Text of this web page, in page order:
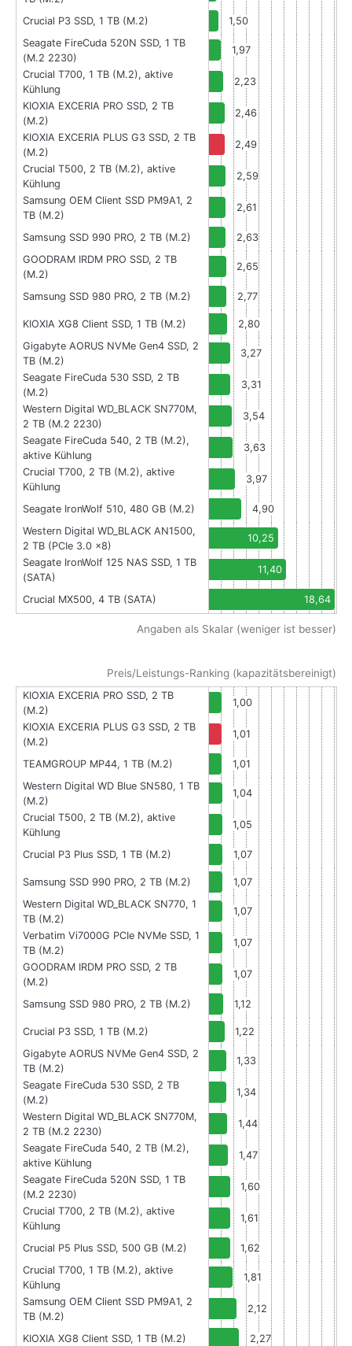
Crucial P3 SSD, 1 TB (M.2)
1,50
Seagate FireCuda 520N SSD, 1 TB
(M.2 2230)
1,97
Crucial T700, 1 TB (M.2), aktive
Kühlung
2,23
KIOXIA EXCERIA PRO SSD, 2 TB
(M.2)
2,46
KIOXIA EXCERIA PLUS G3 SSD, 2 TB
(M.2)
2,49
Crucial T500, 2 TB (M.2), aktive
Kühlung
2,59
Samsung OEM Client SSD PM9A1, 2
TB (M.2)
2,61
Samsung SSD 990 PRO, 2 TB (M.2)
2,63
GOODRAM IRDM PRO SSD, 2 TB
(M.2)
2,65
Samsung SSD 980 PRO, 2 TB (M.2) 2,77
KIOXIA XG8 Client SSD, 1 TB (M.2)
2,80
Gigabyte AORUS NVMe Gen4 SSD, 2
TB (M.2)
3,27
Seagate FireCuda 530 SSD, 2 TB
(M.2)
3,31
Western Digital WD_BLACK SN770M,
2 TB (M.2 2230)
3,54
Seagate FireCuda 540, 2 TB (M.2),
aktive Kühlung
3,63
Crucial T700, 2 TB (M.2), aktive
Kühlung
3,97
Seagate IronWolf 510, 480 GB (M.2)
4,90
Western Digital WD_BLACK AN1500,
2 TB (PCIe 3.0 x8)
10,25
Seagate IronWolf 125 NAS SSD, 1 TB
(SATA)
11,40
Crucial MX500, 4 TB (SATA) 18,64
Angaben als Skalar (weniger ist besser)
Preis/Leistungs-Ranking (kapazitätsbereinigt)
KIOXIA EXCERIA PRO SSD, 2 TB
(M.2)
1,00
KIOXIA EXCERIA PLUS G3 SSD, 2 TB
(M.2)
1,01
TEAMGROUP MP44, 1 TB (M.2)
1,01
Western Digital WD Blue SN580, 1 TB
(M.2)
1,04
Crucial T500, 2 TB (M.2), aktive
Kühlung
1,05
Crucial P3 Plus SSD, 1 TB (M.2) 1,07
Samsung SSD 990 PRO, 2 TB (M.2)
1,07
Western Digital WD_BLACK SN770, 1
TB (M.2)
1,07
Verbatim Vi7000G PCIe NVMe SSD, 1
TB (M.2)
1,07
GOODRAM IRDM PRO SSD, 2 TB
(M.2)
1,07
Samsung SSD 980 PRO, 2 TB (M.2) 1,12
Crucial P3 SSD, 1 TB (M.2)
1,22
Gigabyte AORUS NVMe Gen4 SSD, 2
TB (M.2)
1,33
Seagate FireCuda 530 SSD, 2 TB
(M.2)
1,34
Western Digital WD_BLACK SN770M,
2 TB (M.2 2230)
1,44
Seagate FireCuda 540, 2 TB (M.2),
aktive Kühlung
1,47
Seagate FireCuda 520N SSD, 1 TB
(M.2 2230)
1,60
Crucial T700, 2 TB (M.2), aktive
Kühlung
1,61
Crucial P5 Plus SSD, 500 GB (M.2)
1,62
Crucial T700, 1 TB (M.2), aktive
Kühlung
1,81
Samsung OEM Client SSD PM9A1, 2
TB (M.2)
2,12
KIOXIA XG8 Client SSD, 1 TB (M.2) 2,27